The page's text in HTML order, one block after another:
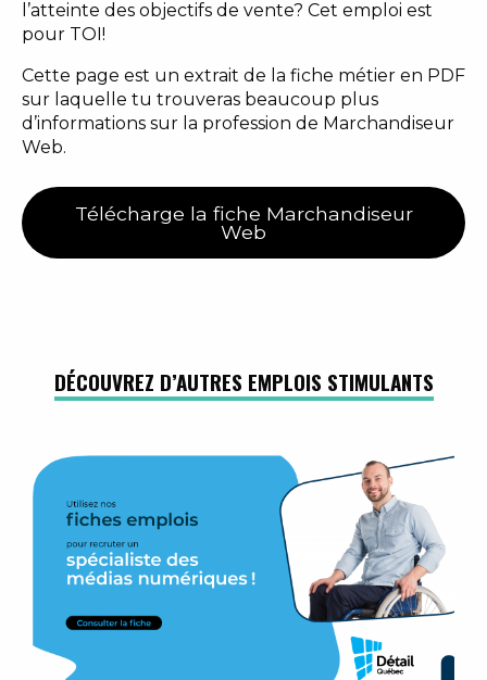
l’atteinte des objectifs de vente? Cet emploi est
pour TOI!
Cette page est un extrait de la fiche métier en PDF
sur laquelle tu trouveras beaucoup plus
d’informations sur la profession de Marchandiseur
Web.
Télécharge la fiche Marchandiseur
Web
DÉCOUVREZ D’AUTRES EMPLOIS STIMULANTS